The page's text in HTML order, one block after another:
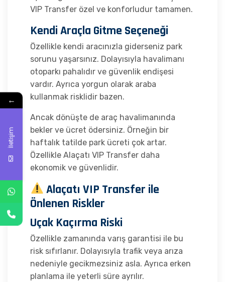
VIP Transfer özel ve konforludur tamamen.
Kendi Araçla Gitme Seçeneği
Özellikle kendi aracınızla giderseniz park
sorunu yaşarsınız. Dolayısıyla havalimanı
otoparkı pahalıdır ve güvenlik endişesi
vardır. Ayrıca yorgun olarak araba
kullanmak risklidir bazen.
Ancak dönüşte de araç havalimanında
bekler ve ücret ödersiniz. Örneğin bir
haftalık tatilde park ücreti çok artar.
Özellikle Alaçatı VIP Transfer daha
ekonomik ve güvenlidir.
Alaçatı VIP Transfer ile
Önlenen Riskler
Uçak Kaçırma Riski
Özellikle zamanında varış garantisi ile bu
risk sıfırlanır. Dolayısıyla trafik veya arıza
nedeniyle gecikmezsiniz asla. Ayrıca erken
planlama ile yeterli süre ayrılır.
←
İletişim